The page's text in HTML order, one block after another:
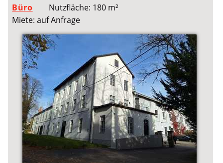
Büro
Nutzfläche: 180 m²
Miete: auf Anfrage